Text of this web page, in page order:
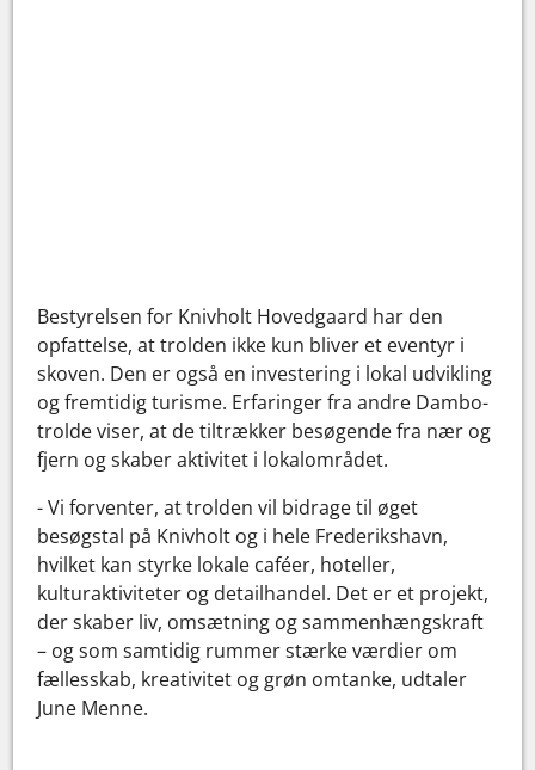
Bestyrelsen for Knivholt Hovedgaard har den
opfattelse, at trolden ikke kun bliver et eventyr i
skoven. Den er også en investering i lokal udvikling
og fremtidig turisme. Erfaringer fra andre Dambo-
trolde viser, at de tiltrækker besøgende fra nær og
fjern og skaber aktivitet i lokalområdet.
- Vi forventer, at trolden vil bidrage til øget
besøgstal på Knivholt og i hele Frederikshavn,
hvilket kan styrke lokale caféer, hoteller,
kulturaktiviteter og detailhandel. Det er et projekt,
der skaber liv, omsætning og sammenhængskraft
– og som samtidig rummer stærke værdier om
fællesskab, kreativitet og grøn omtanke, udtaler
June Menne.